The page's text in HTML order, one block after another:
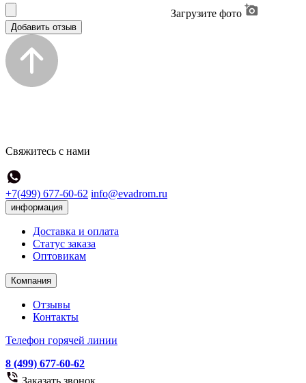
Загрузите фото
Добавить отзыв
Свяжитесь с нами
+7(499) 677-60-62 info@evadrom.ru
информация
Доставка и оплата
Статус заказа
Оптовикам
Компания
Отзывы
Контакты
Телефон горячей линии
8 (499) 677-60-62